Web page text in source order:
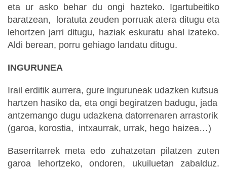
eta ur asko behar du ongi hazteko. Igartubeitiko
baratzean, loratuta zeuden porruak atera ditugu eta
lehortzen jarri ditugu, haziak eskuratu ahal izateko.
Aldi berean, porru gehiago landatu ditugu.
INGURUNEA
Irail erditik aurrera, gure inguruneak udazken kutsua
hartzen hasiko da, eta ongi begiratzen badugu, jada
antzemango dugu udazkena datorrenaren arrastorik
(garoa, korostia, intxaurrak, urrak, hego haizea…)
Baserritarrek meta edo zuhatzetan pilatzen zuten
garoa lehortzeko, ondoren, ukuiluetan zabalduz.